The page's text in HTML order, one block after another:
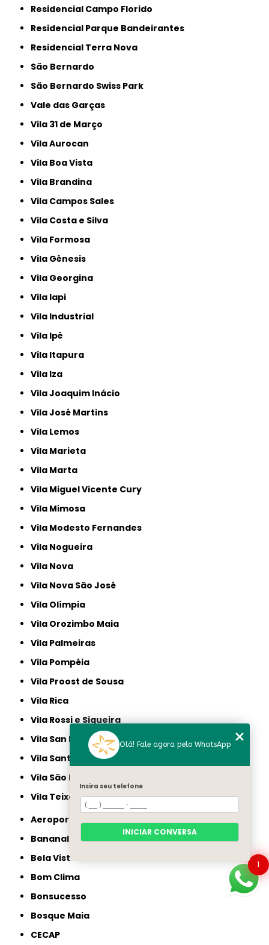
Residencial Campo Florido
Residencial Parque Bandeirantes
Residencial Terra Nova
São Bernardo
São Bernardo Swiss Park
Vale das Garças
Vila 31 de Março
Vila Aurocan
Vila Boa Vista
Vila Brandina
Vila Campos Sales
Vila Costa e Silva
Vila Formosa
Vila Gênesis
Vila Georgina
Vila Iapi
Vila Industrial
Vila Ipê
Vila Itapura
Vila Iza
Vila Joaquim Inácio
Vila José Martins
Vila Lemos
Vila Marieta
Vila Marta
Vila Miguel Vicente Cury
Vila Mimosa
Vila Modesto Fernandes
Vila Nogueira
Vila Nova
Vila Nova São José
Vila Olímpia
Vila Orozimbo Maia
Vila Palmeiras
Vila Pompéia
Vila Proost de Sousa
Vila Rica
Vila Rossi e Siqueira
Vila San Martin
Vila Santa Luísa
Vila São Bento
Vila Teixeira
Aeroporto
Bananal
Bela Vista
Bom Clima
Bonsucesso
Bosque Maia
CECAP
1
Olá! Fale agora pelo WhatsApp
Insira seu telefone
INICIAR CONVERSA